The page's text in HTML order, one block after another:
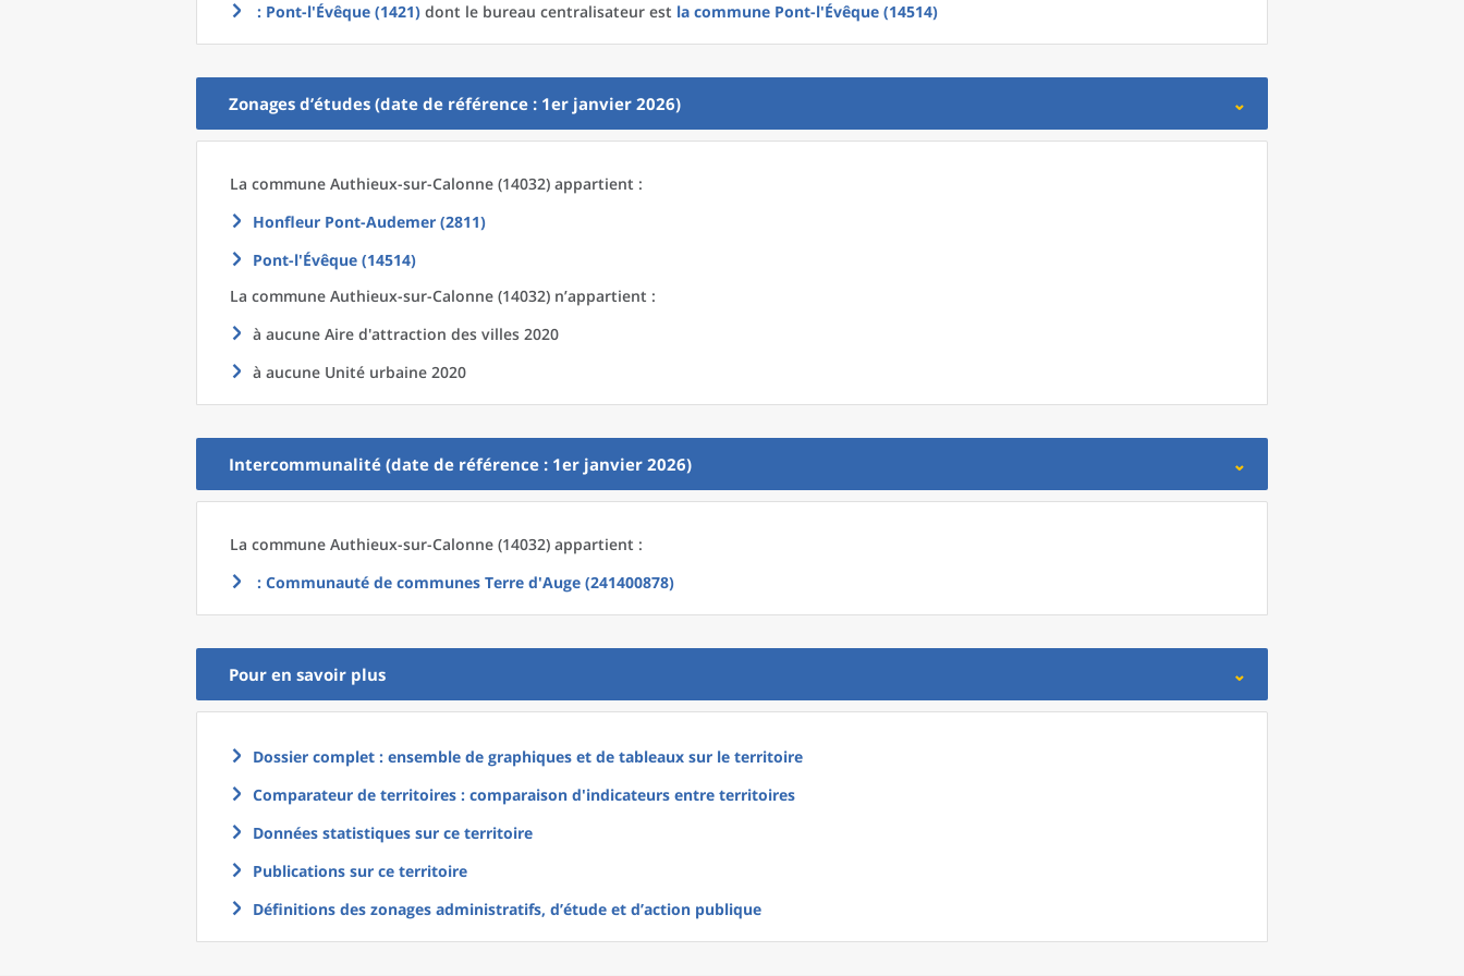
: Pont-l'Évêque (1421) dont le bureau centralisateur est la commune Pont-l'Évêque (14514)
Zonages d’études (date de référence : 1er janvier 2026)
La commune Authieux-sur-Calonne (14032) appartient :
Honfleur Pont-Audemer (2811)
Pont-l'Évêque (14514)
La commune Authieux-sur-Calonne (14032) n’appartient :
à aucune Aire d'attraction des villes 2020
à aucune Unité urbaine 2020
Intercommunalité (date de référence : 1er janvier 2026)
La commune Authieux-sur-Calonne (14032) appartient :
: Communauté de communes Terre d'Auge (241400878)
Pour en savoir plus
Dossier complet : ensemble de graphiques et de tableaux sur le territoire
Comparateur de territoires : comparaison d'indicateurs entre territoires
Données statistiques sur ce territoire
Publications sur ce territoire
Définitions des zonages administratifs, d’étude et d’action publique